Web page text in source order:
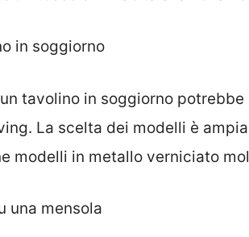
in soggiorno
tavolino in soggiorno
La scelta dei modelli è
modelli in metallo verniciato
una mensola